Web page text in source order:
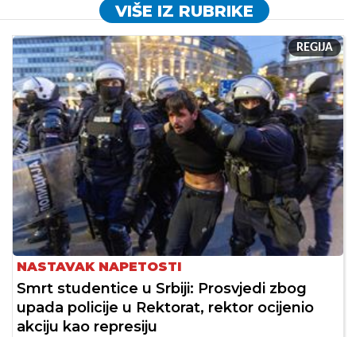
VIŠE IZ RUBRIKE
REGIJA
NASTAVAK NAPETOSTI
Smrt studentice u Srbiji: Prosvjedi zbog
upada policije u Rektorat, rektor ocijenio
akciju kao represiju